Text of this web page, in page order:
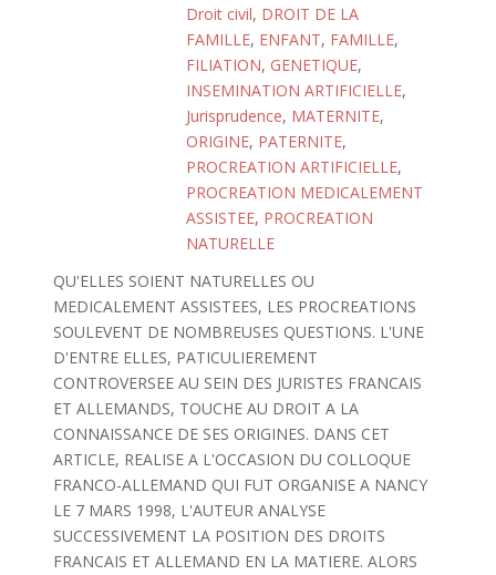
Droit civil, DROIT DE LA
FAMILLE, ENFANT, FAMILLE,
FILIATION, GENETIQUE,
INSEMINATION ARTIFICIELLE,
Jurisprudence, MATERNITE,
ORIGINE, PATERNITE,
PROCREATION ARTIFICIELLE,
PROCREATION MEDICALEMENT
ASSISTEE, PROCREATION
NATURELLE
QU'ELLES SOIENT NATURELLES OU
MEDICALEMENT ASSISTEES, LES PROCREATIONS
SOULEVENT DE NOMBREUSES QUESTIONS. L'UNE
D'ENTRE ELLES, PATICULIEREMENT
CONTROVERSEE AU SEIN DES JURISTES FRANCAIS
ET ALLEMANDS, TOUCHE AU DROIT A LA
CONNAISSANCE DE SES ORIGINES. DANS CET
ARTICLE, REALISE A L'OCCASION DU COLLOQUE
FRANCO-ALLEMAND QUI FUT ORGANISE A NANCY
LE 7 MARS 1998, L'AUTEUR ANALYSE
SUCCESSIVEMENT LA POSITION DES DROITS
FRANCAIS ET ALLEMAND EN LA MATIERE. ALORS